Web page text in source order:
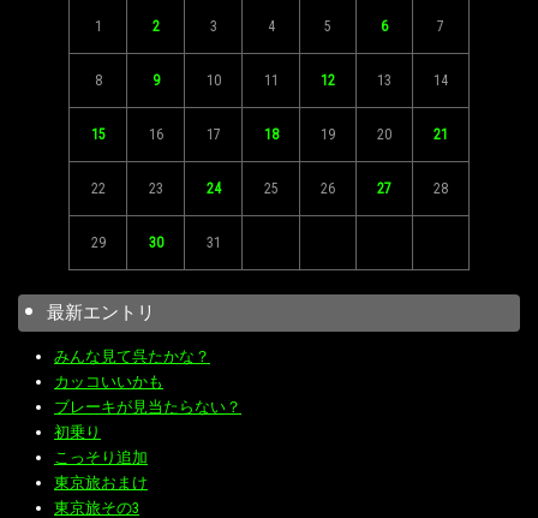
1 2 3 4 5 6 7
8 9 10 11 12 13 14
15 16 17 18 19 20 21
22 23 24 25 26 27 28
29 30 31
最新エントリ
みんな見て呉たかな？
カッコいいかも
ブレーキが見当たらない？
初乗り
こっそり追加
東京旅おまけ
東京旅その3